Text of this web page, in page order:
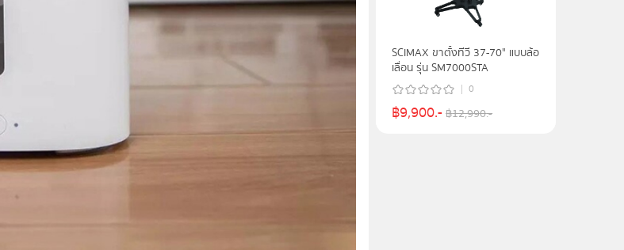
SCIMAX ขาตั้งทีวี 37-70" แบบล้อ
เลื่อน รุ่น SM7000STA
0
฿9,900.-฿12,990.-